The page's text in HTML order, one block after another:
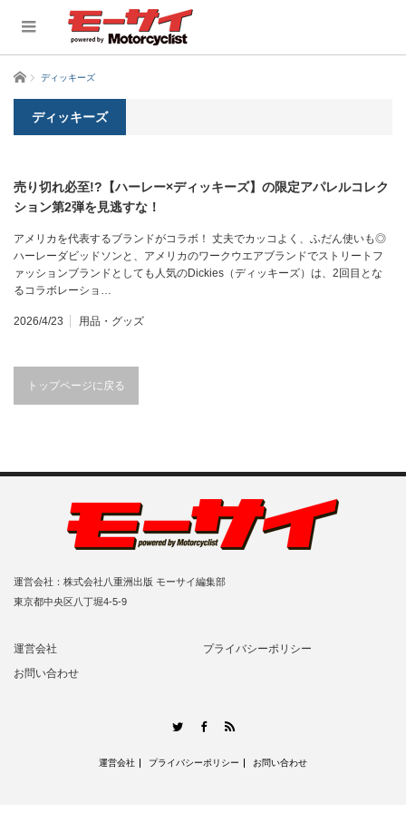
ホーム ディッキーズ
ディッキーズ
売り切れ必至!?【ハーレー×ディッキーズ】の限定アパレルコレク
ション第2弾を見逃すな！
アメリカを代表するブランドがコラボ！ 丈夫でカッコよく、ふだん使いも◎
ハーレーダビッドソンと、アメリカのワークウエアブランドでストリートフ
ァッションブランドとしても人気のDickies（ディッキーズ）は、2回目とな
るコラボレーショ…
2026/4/23 用品・グッズ
トップページに戻る
運営会社：株式会社八重洲出版 モーサイ編集部
東京都中央区八丁堀4-5-9
運営会社
プライバシーポリシー
お問い合わせ
TwitterFacebook
運営会社 プライバシーポリシー お問い合わせ